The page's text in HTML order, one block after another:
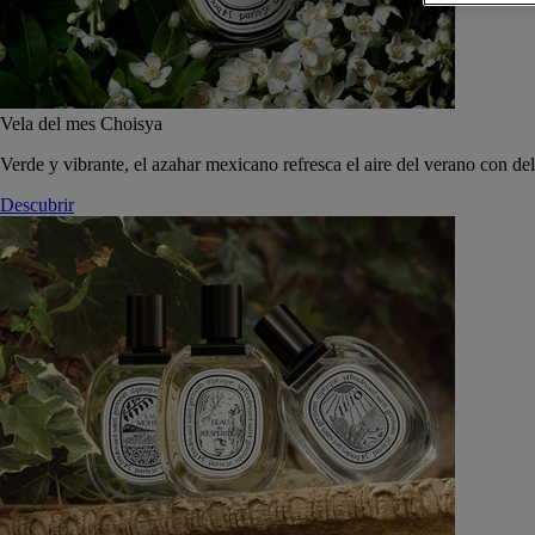
Vela del mes Choisya
Verde y vibrante, el azahar mexicano refresca el aire del verano con
Descubrir